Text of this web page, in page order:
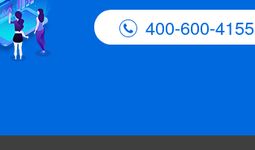
 400-600-4155